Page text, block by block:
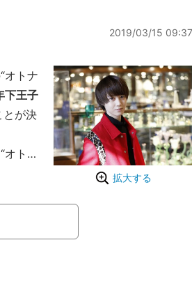
2019/03/15 09:37
拡大する
オトナ
下王子
とが決
トナ